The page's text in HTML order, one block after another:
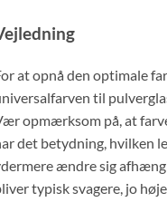
at opnå den optimale
til
opmærksom på, at
det betydning, hvilken
ændre sig
typisk svagere, jo